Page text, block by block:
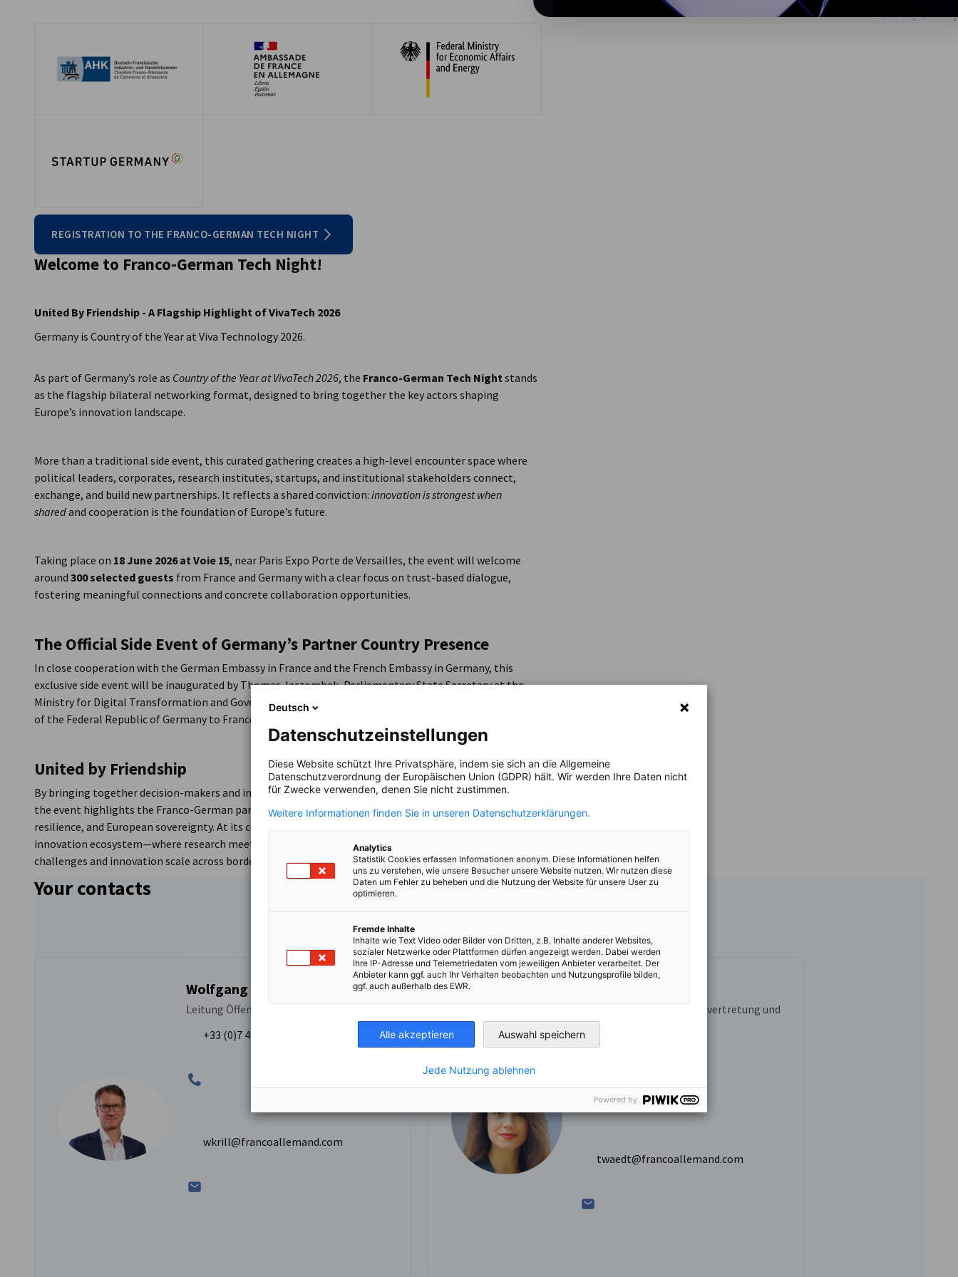
REGISTRATION TO THE FRANCO-GERMAN TECH NIGHT
Welcome to Franco-German Tech Night!
United By Friendship - A Flagship Highlight of VivaTech 2026
Germany is Country of the Year at Viva Technology 2026.
As part of Germany’s role as Country of the Year at VivaTech 2026, the Franco-German Tech Night stands
as the flagship bilateral networking format, designed to bring together the key actors shaping
Europe’s innovation landscape.
More than a traditional side event, this curated gathering creates a high-level encounter space where
political leaders, corporates, research institutes, startups, and institutional stakeholders connect,
exchange, and build new partnerships. It reflects a shared conviction: innovation is strongest when
sharedand cooperation is the foundation of Europe’s future.
Taking place on 18 June 2026 at Voie 15, near Paris Expo Porte de Versailles, the event will welcome
around 300 selected guests from France and Germany with a clear focus on trust-based dialogue,
fostering meaningful connections and concrete collaboration opportunities.
The Official Side Event of Germany’s Partner Country Presence
In close cooperation with the German Embassy in France and the French Embassy in Germany, this
exclusive side event will be inaugurated by Thomas Jarzombek, Parliamentary State Secretary at the
Ministry for Digital Transformation and Government Modernisation and Stephan Steinlein, Ambassador
of the Federal Republic of Germany to France.
United by Friendship
By bringing together decision-makers and innovators under the guiding principle United by Friendship
the event highlights the Franco-German partnership as a driving force for innovation, economic
resilience, and European sovereignty. At its core, the Franco-German Tech Night celebrates a connected
innovation ecosystem—where research meets industry, public and private actors align to address shared
challenges and innovation scale across borders.
Your contacts
Wolfgang Krill de Capello
Leitung Öffentlichkeitsarbeit, Events
+33 (0)7 49 83 45 00
wkrill@francoallemand.com
Projektleitung Interessenvertretung und
Öffentlichkeitsarbeit
+33 (0)7 49 76 50 70
twaedt@francoallemand.com
Deutsch
Datenschutzeinstellungen
Diese Website schützt Ihre Privatsphäre, indem sie sich an die Allgemeine
Datenschutzverordnung der Europäischen Union (GDPR) hält. Wir werden Ihre Daten nicht
für Zwecke verwenden, denen Sie nicht zustimmen.
Weitere Informationen finden Sie in unseren Datenschutzerklärungen.
Analytics
Statistik Cookies erfassen Informationen anonym. Diese Informationen helfen
uns zu verstehen, wie unsere Besucher unsere Website nutzen. Wir nutzen diese
Daten um Fehler zu beheben und die Nutzung der Website für unsere User zu
optimieren.
Fremde Inhalte
Inhalte wie Text Video oder Bilder von Dritten, z.B. Inhalte anderer Websites,
sozialer Netzwerke oder Plattformen dürfen angezeigt werden. Dabei werden
Ihre IP-Adresse und Telemetriedaten vom jeweiligen Anbieter verarbeitet. Der
Anbieter kann ggf. auch Ihr Verhalten beobachten und Nutzungsprofile bilden,
ggf. auch außerhalb des EWR.
Alle akzeptieren Auswahl speichern
Jede Nutzung ablehnen
Powered by